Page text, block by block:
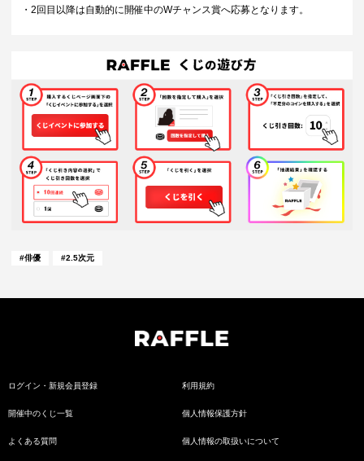
・2回目以降は自動的に開催中のWチャンス賞へ応募となります。
#俳優 #2.5次元
ログイン・新規会員登録
開催中のくじ一覧
よくある質問
利用規約
個人情報保護方針
個人情報の取扱いについて